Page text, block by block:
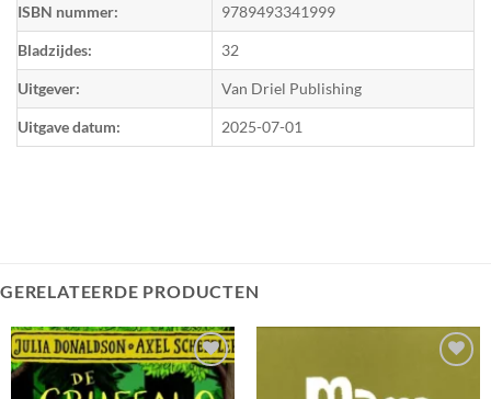
ISBN nummer: 9789493341999
Bladzijdes: 32
Uitgever: Van Driel Publishing
Uitgave datum: 2025-07-01
GERELATEERDE PRODUCTEN